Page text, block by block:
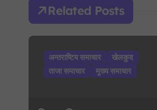
v
i
Related Posts
अन्तराष्टिय समाचार
खेलकुद
ताजा समाचार
मुख्य समाचार